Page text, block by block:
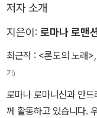
웨터로 표현한 동물들은
한 시도를 볼 수 있는 즐
저자 소개
지은이: 로마나 로맨
최근작 : <론도의 노래>,
기)
로마나 로마니신과 안드
께 활동하고 있습니다.